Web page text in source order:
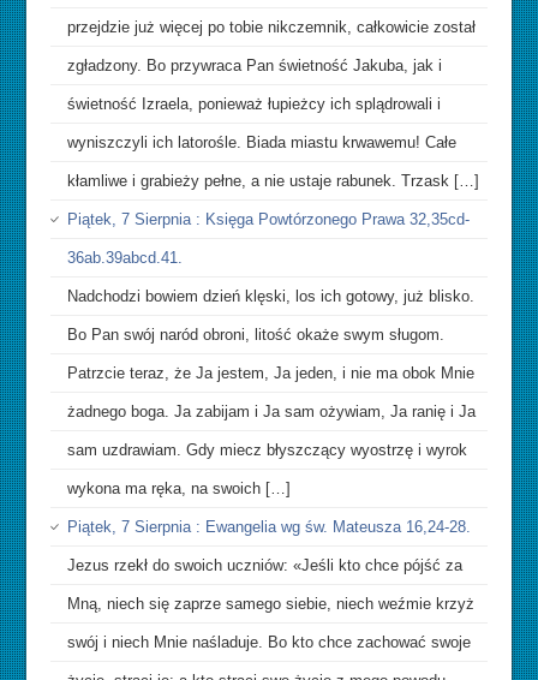
przejdzie już więcej po tobie nikczemnik, całkowicie został
zgładzony. Bo przywraca Pan świetność Jakuba, jak i
świetność Izraela, ponieważ łupieżcy ich splądrowali i
wyniszczyli ich latorośle. Biada miastu krwawemu! Całe
kłamliwe i grabieży pełne, a nie ustaje rabunek. Trzask […]
Piątek, 7 Sierpnia : Księga Powtórzonego Prawa 32,35cd-
36ab.39abcd.41.
Nadchodzi bowiem dzień klęski, los ich gotowy, już blisko.
Bo Pan swój naród obroni, litość okaże swym sługom.
Patrzcie teraz, że Ja jestem, Ja jeden, i nie ma obok Mnie
żadnego boga. Ja zabijam i Ja sam ożywiam, Ja ranię i Ja
sam uzdrawiam. Gdy miecz błyszczący wyostrzę i wyrok
wykona ma ręka, na swoich […]
Piątek, 7 Sierpnia : Ewangelia wg św. Mateusza 16,24-28.
Jezus rzekł do swoich uczniów: «Jeśli kto chce pójść za
Mną, niech się zaprze samego siebie, niech weźmie krzyż
swój i niech Mnie naśladuje. Bo kto chce zachować swoje